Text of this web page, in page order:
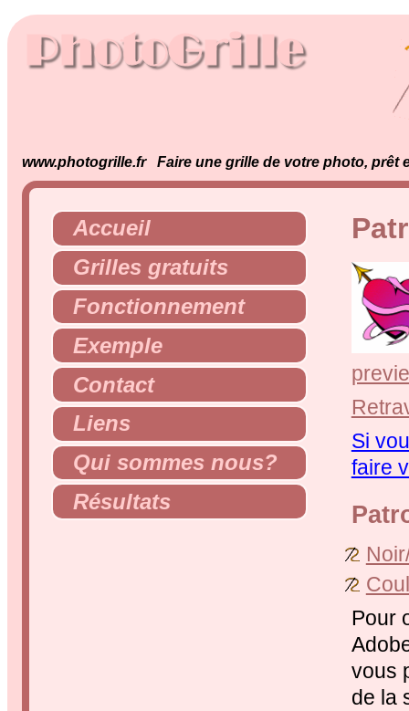
www.photogrille.fr Faire une grille de votre photo, prêt
Accueil
Grilles gratuits
Fonctionnement
Exemple
Contact
Liens
Qui sommes nous?
Résultats
Si
faire
Pour
vous
de la